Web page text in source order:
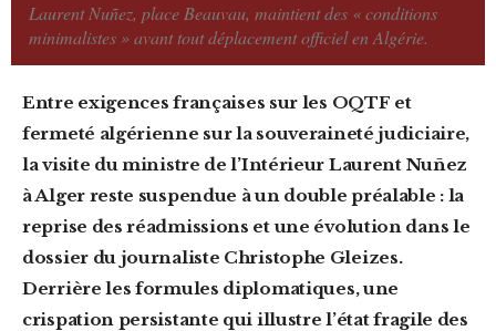
Laurent Nuñez, place Beauvau, maintient des « conditions
minimalistes » avant tout déplacement officiel en Algérie.
Entre exigences françaises sur les OQTF et
fermeté algérienne sur la souveraineté judiciaire,
la visite du ministre de l’Intérieur Laurent Nuñez
à Alger reste suspendue à un double préalable : la
reprise des réadmissions et une évolution dans le
dossier du journaliste Christophe Gleizes.
Derrière les formules diplomatiques, une
crispation persistante qui illustre l’état fragile des